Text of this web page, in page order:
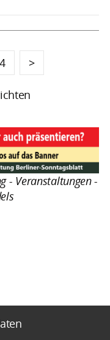
4 >
- Veranstaltungen -